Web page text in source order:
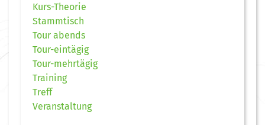
Kurs-Theorie
Stammtisch
Tour abends
Tour-eintägig
Tour-mehrtägig
Training
Treff
Veranstaltung